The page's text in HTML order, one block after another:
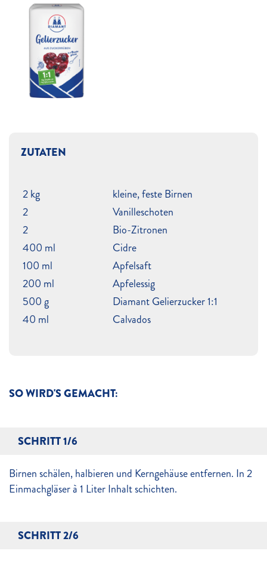
SO WIRD'S GEMACHT:
SCHRITT 1/6
Birnen schälen, halbieren und Kerngehäuse entfernen. In 2
Einmachgläser à 1 Liter Inhalt schichten.
SCHRITT 2/6
ZUTATEN
2 kg
kleine, feste Birnen
2
Vanilleschoten
2
Bio-Zitronen
400 ml
Cidre
100 ml
Apfelsaft
200 ml
Apfelessig
500 g
Diamant Gelierzucker 1:1
40 ml
Calvados